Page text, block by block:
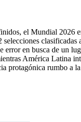
el Mundial 2026
selecciones clasificadas
error en busca de un
América Latina
protagónica rumbo a